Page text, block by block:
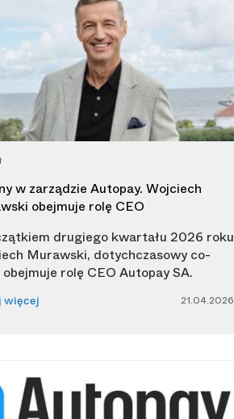
w zarządzie Autopay. Wojciech
obejmuje rolę CEO
drugiego kwartału 2026 roku
Murawski, dotychczasowy co-
obejmuje rolę CEO Autopay SA.
więcej 21.04.2026